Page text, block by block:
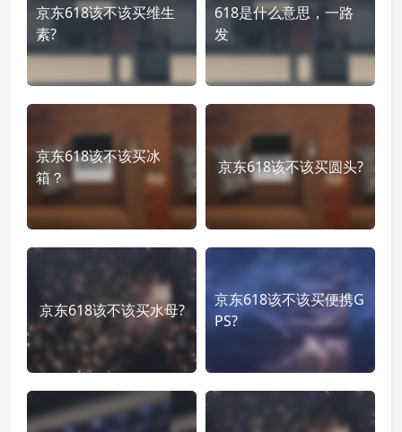
京东618该不该买维生
素?
618是什么意思，一路
发
京东618该不该买冰
箱？
京东618该不该买圆头?
京东618该不该买水母?
京东618该不该买便携G
PS?